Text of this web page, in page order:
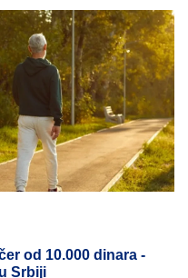
od 10.000 dinara -
Srbiji